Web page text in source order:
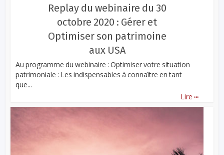
Replay du webinaire du 30
octobre 2020 : Gérer et
Optimiser son patrimoine
aux USA
Au programme du webinaire : Optimiser votre situation
patrimoniale : Les indispensables à connaître en tant
que...
Lire ...